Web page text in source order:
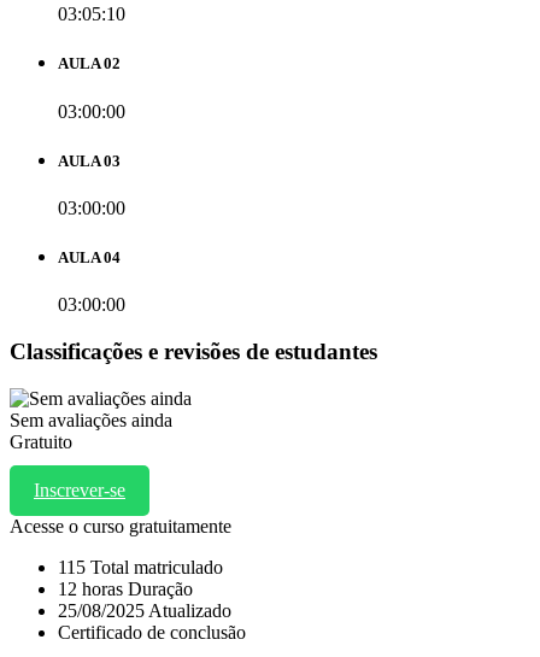
03:05:10
AULA 02
03:00:00
AULA 03
03:00:00
AULA 04
03:00:00
Classificações e revisões de estudantes
Sem avaliações ainda
Gratuito
Inscrever-se
Acesse o curso gratuitamente
115 Total matriculado
12 horas Duração
25/08/2025 Atualizado
Certificado de conclusão